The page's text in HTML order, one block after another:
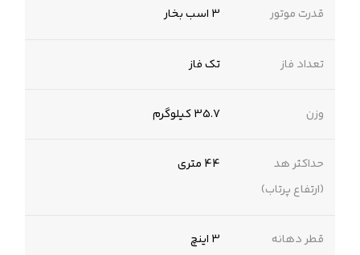
قدرت موتور 3 اسب بخار
تعداد فاز تک فاز
وزن 35.7 کیلوگرم
حداکثر هد
(ارتفاع پرتاب)
44 متری
قطر دهانه
3 اینچ